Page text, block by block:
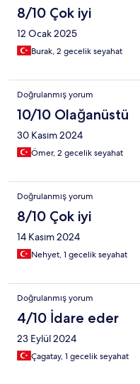
8/10 Çok iyi
12 Ocak 2025
Burak, 2 gecelik seyahat
Doğrulanmış yorum
10/10 Olağanüstü
30 Kasım 2024
Ömer, 2 gecelik seyahat
Doğrulanmış yorum
8/10 Çok iyi
14 Kasım 2024
Nehyet, 1 gecelik seyahat
Doğrulanmış yorum
4/10 İdare eder
23 Eylül 2024
Çagatay, 1 gecelik seyahat